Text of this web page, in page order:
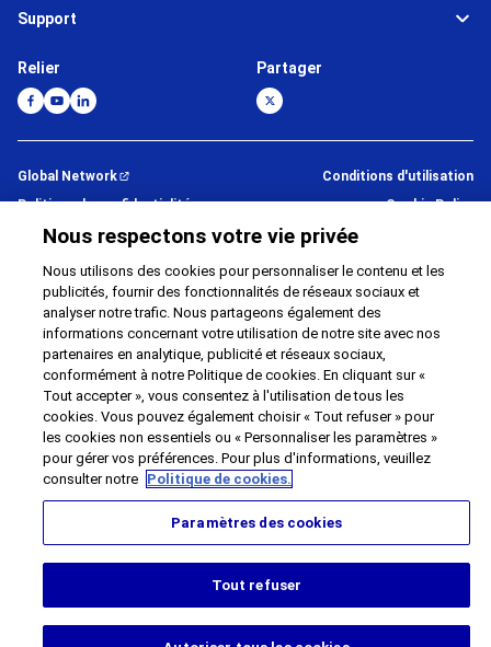
Support
Relier Partager
Global Network
Politique de confidentialité
Contact
Conditions d'utilisation
Cookie Policy
©1995 -2026Brother Internationale Industriemaschinen GmbH All
Rights Reserved.
Nous respectons votre vie privée
Nous utilisons des cookies pour personnaliser le contenu et les
publicités, fournir des fonctionnalités de réseaux sociaux et
analyser notre trafic. Nous partageons également des
informations concernant votre utilisation de notre site avec nos
partenaires en analytique, publicité et réseaux sociaux,
conformément à notre Politique de cookies. En cliquant sur «
Tout accepter », vous consentez à l'utilisation de tous les
cookies. Vous pouvez également choisir « Tout refuser » pour
les cookies non essentiels ou « Personnaliser les paramètres »
pour gérer vos préférences. Pour plus d'informations, veuillez
consulter notre Politique de cookies.
Paramètres des cookies
Tout refuser